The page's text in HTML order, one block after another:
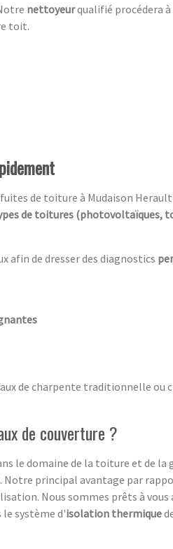
nettoyeurqualifié procédera
toit.
de toiture à Mudaison Herault
de toitures (photovoltaïques,
afin de dresser des diagnostics
de charpente traditionnelle ou
de couverture ?
le domaine de la toiture et de
. Notre principal avantage par
Nous sommes prêts à
système d'isolation thermique